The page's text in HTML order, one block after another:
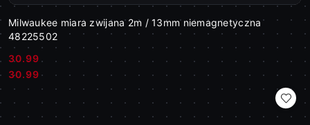
Milwaukee miara zwijana 2m / 13mm niemagnetyczna
48225502
Cena:
30.99
Cena:
30.99